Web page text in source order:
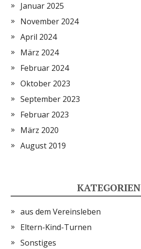
Januar 2025
November 2024
April 2024
März 2024
Februar 2024
Oktober 2023
September 2023
Februar 2023
März 2020
August 2019
KATEGORIEN
aus dem Vereinsleben
Eltern-Kind-Turnen
Sonstiges